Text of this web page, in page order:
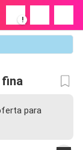
!
fina
para